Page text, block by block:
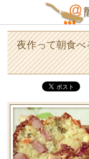
夜作って朝食